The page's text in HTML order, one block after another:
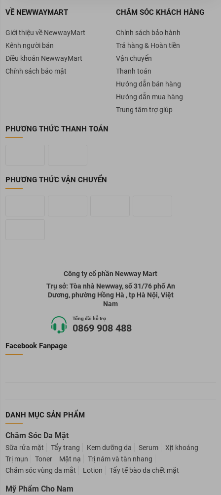
VỀ NEWWAYMART
Giới thiệu về NewwayMart
Kênh người bán
Điều khoản NewwayMart
Chính sách bảo mật
CHĂM SÓC KHÁCH HÀNG
Chính sách bảo hành
Trả hàng & Hoàn tiền
Vận chuyển
Thanh toán
Hướng dẫn bán hàng
Hướng dẫn mua hàng
Trung tâm trợ giúp
PHƯƠNG THỨC THANH TOÁN
PHƯƠNG THỨC VẬN CHUYỂN
Công ty cổ phần Newway Mart
Trụ sở: Tòa nhà Newway, số 31/76 phố An
Dương, phường Hồng Hà , tp Hà Nội, Việt
Tổng đài hỗ trợ
Facebook Fanpage
DANH MỤC SẢN PHẨM
Chăm Sóc Da Mặt
Sữa rửa mặt Tẩy trang Kem dưỡng da Serum
Trị mụn
Toner Mặt nạ
Trị nám và tàn nhang